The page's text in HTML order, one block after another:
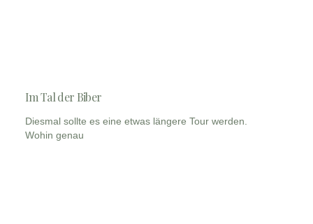
Im Tal der Biber
Diesmal sollte es eine etwas längere Tour werden.
Wohin genau